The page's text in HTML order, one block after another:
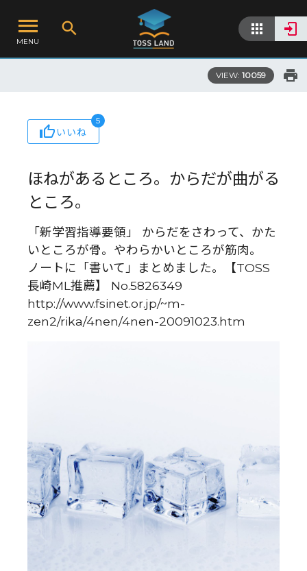
MENU
VIEW: 10059
いいね
5
ほねがあるところ。からだが曲がる
ところ。
「新学習指導要領」 からだをさわって、かた
いところが骨。やわらかいところが筋肉。
ノートに「書いて」まとめました。【TOSS
長崎ML推薦】 No.5826349
http://www.fsinet.or.jp/~m-
zen2/rika/4nen/4nen-20091023.htm